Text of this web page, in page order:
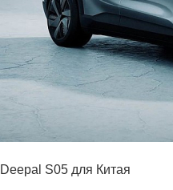
Deepal S05 для Китая